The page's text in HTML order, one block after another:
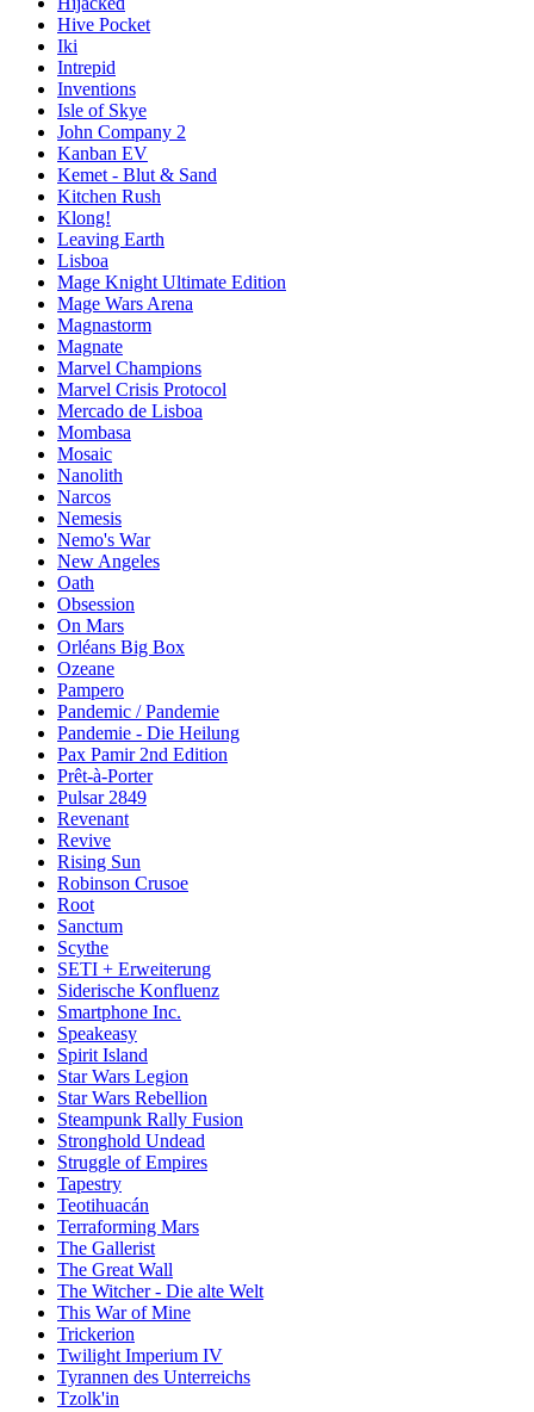
Hive Pocket
Iki
Intrepid
Inventions
Isle of Skye
John Company 2
Kanban EV
Kemet - Blut & Sand
Kitchen Rush
Klong!
Leaving Earth
Lisboa
Mage Knight Ultimate Edition
Mage Wars Arena
Magnastorm
Magnate
Marvel Champions
Marvel Crisis Protocol
Mercado de Lisboa
Mombasa
Mosaic
Nanolith
Narcos
Nemesis
Nemo's War
New Angeles
Oath
Obsession
On Mars
Orléans Big Box
Ozeane
Pampero
Pandemic / Pandemie
Pandemie - Die Heilung
Pax Pamir 2nd Edition
Prêt-à-Porter
Pulsar 2849
Revenant
Revive
Rising Sun
Robinson Crusoe
Root
Sanctum
Scythe
SETI + Erweiterung
Siderische Konfluenz
Smartphone Inc.
Speakeasy
Spirit Island
Star Wars Legion
Star Wars Rebellion
Steampunk Rally Fusion
Stronghold Undead
Struggle of Empires
Tapestry
Teotihuacán
Terraforming Mars
The Gallerist
The Great Wall
The Witcher - Die alte Welt
This War of Mine
Trickerion
Twilight Imperium IV
Tyrannen des Unterreichs
Tzolk'in